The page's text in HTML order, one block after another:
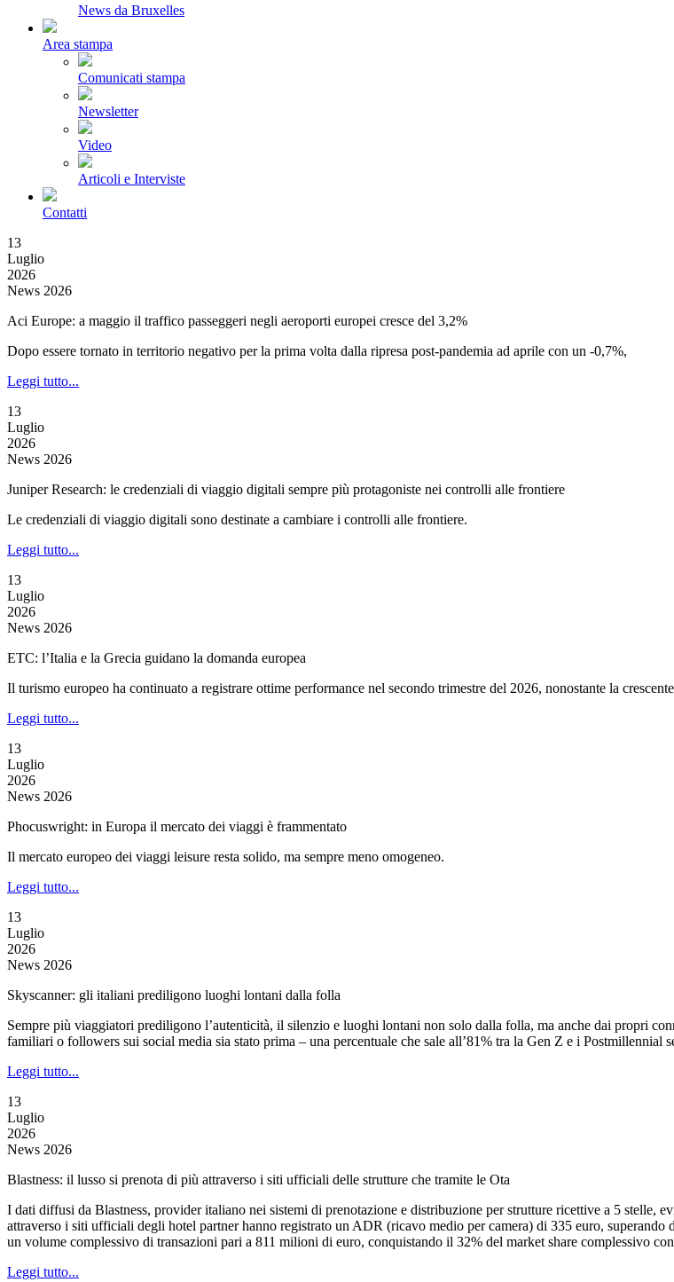
News da Bruxelles
Area stampa
Comunicati stampa
Newsletter
Video
Articoli e Interviste
Contatti
13
Luglio
2026
News 2026
Aci Europe: a maggio il traffico passeggeri negli aeroporti europei cresce del 3,2%
Dopo essere tornato in territorio negativo per la prima volta dalla ripresa post-pandemia ad aprile con un -0,7%,
Leggi tutto...
13
Luglio
2026
News 2026
Juniper Research: le credenziali di viaggio digitali sempre più protagoniste nei controlli alle frontiere
Le credenziali di viaggio digitali sono destinate a cambiare i controlli alle frontiere.
Leggi tutto...
13
Luglio
2026
News 2026
ETC: l’Italia e la Grecia guidano la domanda europea
Il turismo europeo ha continuato a registrare ottime performance nel secondo trimestre del 2026, nonostante la
Leggi tutto...
13
Luglio
2026
News 2026
Phocuswright: in Europa il mercato dei viaggi è frammentato
Il mercato europeo dei viaggi leisure resta solido, ma sempre meno omogeneo.
Leggi tutto...
13
Luglio
2026
News 2026
Skyscanner: gli italiani prediligono luoghi lontani dalla folla
Sempre più viaggiatori prediligono l’autenticità, il silenzio e luoghi lontani non solo dalla folla, ma anche dai propri
familiari o followers sui social media sia stato prima – una percentuale che sale all’81% tra la Gen Z e i Postmillennial
Leggi tutto...
13
Luglio
2026
News 2026
Blastness: il lusso si prenota di più attraverso i siti ufficiali delle strutture che tramite le Ota
I dati diffusi da Blastness, provider italiano nei sistemi di prenotazione e distribuzione per strutture ricettive a 5 stelle,
attraverso i siti ufficiali degli hotel partner hanno registrato un ADR (ricavo medio per camera) di 335 euro,
un volume complessivo di transazioni pari a 811 milioni di euro, conquistando il 32% del market share complessivo
Leggi tutto...